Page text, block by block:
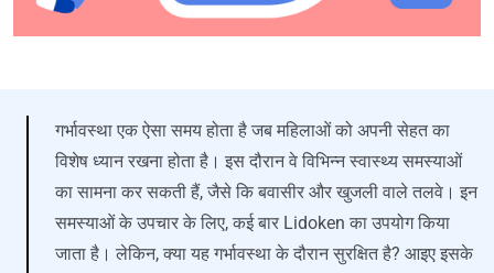
गर्भावस्था एक ऐसा समय होता है जब महिलाओं को अपनी सेहत का
विशेष ध्यान रखना होता है। इस दौरान वे विभिन्न स्वास्थ्य समस्याओं
का सामना कर सकती हैं, जैसे कि बवासीर और खुजली वाले तलवे। इन
समस्याओं के उपचार के लिए, कई बार Lidoken का उपयोग किया
जाता है। लेकिन, क्या यह गर्भावस्था के दौरान सुरक्षित है? आइए इसके